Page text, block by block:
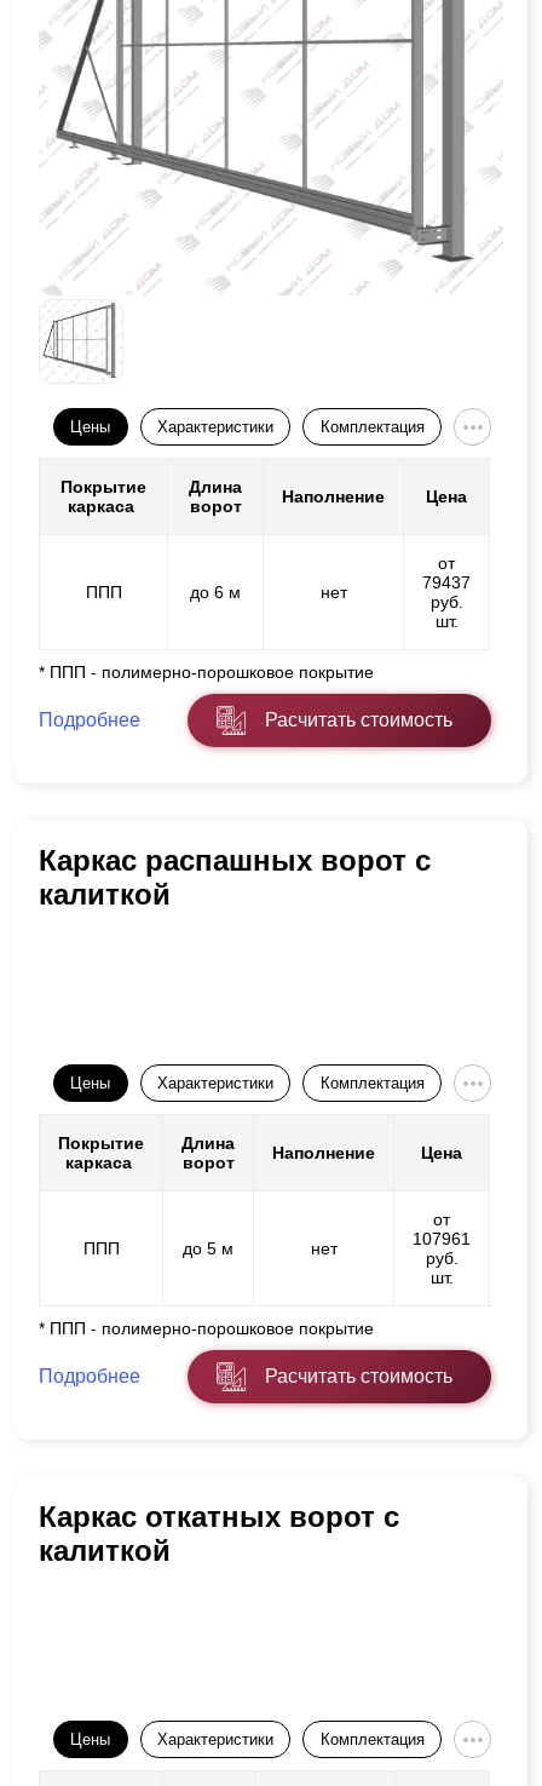
Цены Характеристики Комплектация
Покрытие
каркаса
Длина
ворот
Наполнение Цена
ППП до 6 м нет
от
79437
руб.
шт.
* ППП - полимерно-порошковое покрытие
Подробнее Расчитать стоимость
Каркас распашных ворот с
калиткой
Цены Характеристики Комплектация
Покрытие
каркаса
Длина
ворот
Наполнение Цена
ППП до 5 м нет
от
107961
руб.
шт.
* ППП - полимерно-порошковое покрытие
Подробнее Расчитать стоимость
Каркас откатных ворот с
калиткой
Цены Характеристики Комплектация